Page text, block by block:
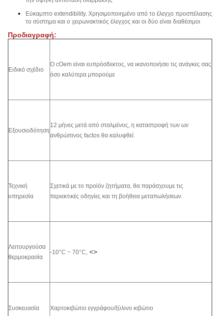
Εύκαμπτο extendibility. Χρησιμοποιημένο από το έλεγχο προσπέλασης
το σύστημα και ο χειρωνακτικός έλεγχος και οι δύο είναι διαθέσιμοι
Προδιαγραφή:
Ειδικό σχέδιο
Ο cOem είναι ευπρόσδεκτος, να ικανοποιήσει τις ανάγκες σας
όσο καλύτερα μπορούμε
Εξουσιοδότηση
12 μήνες μετά από σταλμένος, η καταστροφή των ων
ανθρώπινος factos θα καλυφθεί.
Τεχνική
υπηρεσία
Σχετικά με το προϊόν ζητήματα, θα παράσχουμε τις
περιεκτικές οδηγίες και τη βοήθεια μεταπωλήσεων.
Λειτουργούσα
θερμοκρασία
-10°C ~ 70°C, <>
Συσκευασία Χαρτοκιβώτιο εγγράφου/ξύλινο κιβώτιο